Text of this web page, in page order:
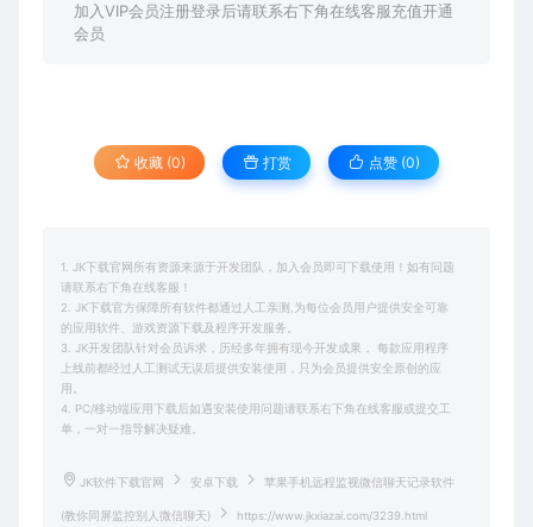
加入VIP会员注册登录后请联系右下角在线客服充值开通
会员
收藏 (0) 打赏 点赞 (0)
1. JK下载官网所有资源来源于开发团队，加入会员即可下载使用！如有问题
请联系右下角在线客服！
2. JK下载官方保障所有软件都通过人工亲测,为每位会员用户提供安全可靠
的应用软件、游戏资源下载及程序开发服务。
3. JK开发团队针对会员诉求，历经多年拥有现今开发成果， 每款应用程序
上线前都经过人工测试无误后提供安装使用，只为会员提供安全原创的应
用。
4. PC/移动端应用下载后如遇安装使用问题请联系右下角在线客服或提交工
单，一对一指导解决疑难。
JK软件下载官网 安卓下载 苹果手机远程监视微信聊天记录软件
(教你同屏监控别人微信聊天) https://www.jkxiazai.com/3239.html